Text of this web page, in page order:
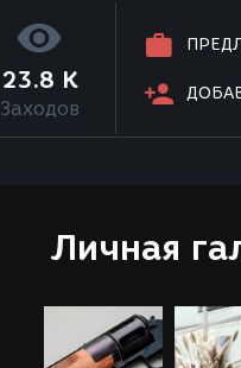
23.8 K
Заходов
Личная